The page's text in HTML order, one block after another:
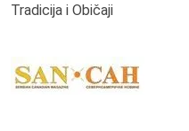
Tradicija i Običaji